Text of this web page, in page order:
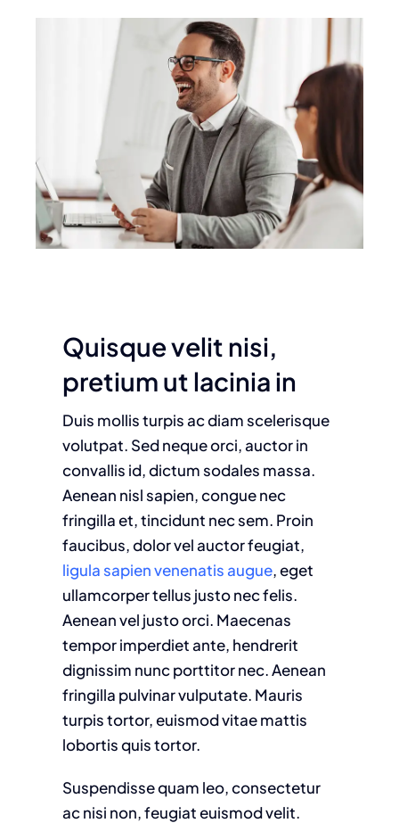
Quisque velit nisi,
pretium ut lacinia in
Duis mollis turpis ac diam scelerisque
volutpat. Sed neque orci, auctor in
convallis id, dictum sodales massa.
Aenean nisl sapien, congue nec
fringilla et, tincidunt nec sem. Proin
faucibus, dolor vel auctor feugiat,
ligula sapien venenatis augue, eget
ullamcorper tellus justo nec felis.
Aenean vel justo orci. Maecenas
tempor imperdiet ante, hendrerit
dignissim nunc porttitor nec. Aenean
fringilla pulvinar vulputate. Mauris
turpis tortor, euismod vitae mattis
lobortis quis tortor.
Suspendisse quam leo, consectetur
ac nisi non, feugiat euismod velit.